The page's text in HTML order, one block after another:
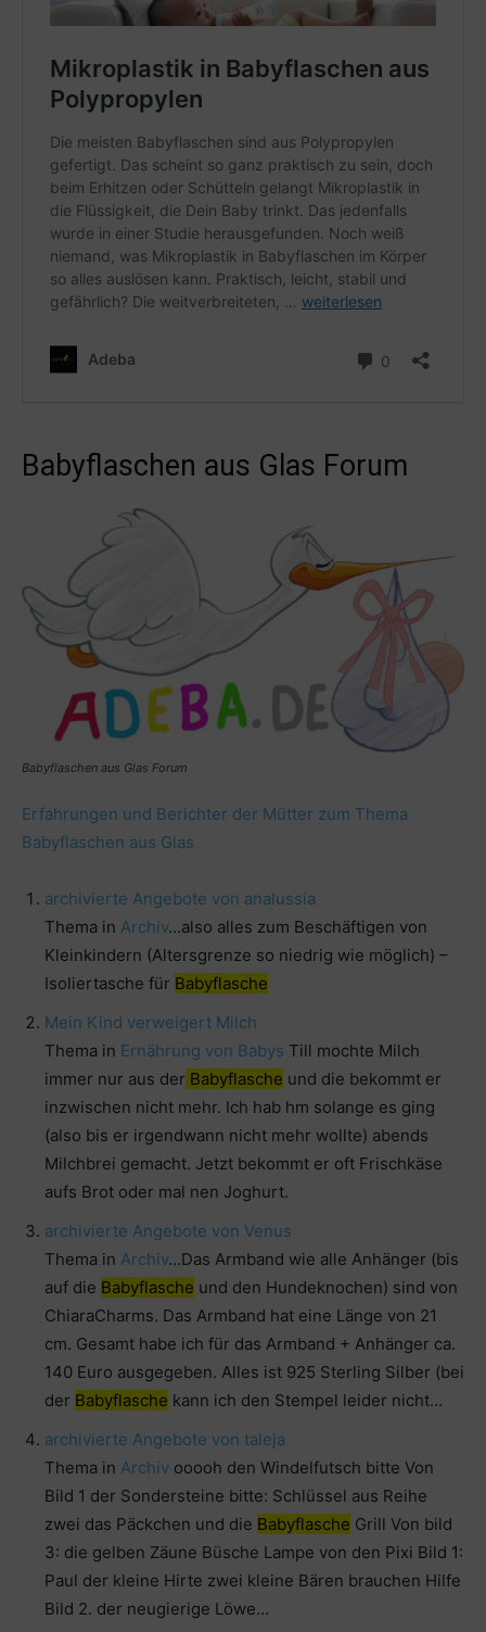
Babyflaschen aus Glas Forum
Babyflaschen aus Glas Forum
Erfahrungen und Berichter der Mütter zum Thema
Babyflaschen aus Glas
archivierte Angebote von analussia
Thema in Archiv…also alles zum Beschäftigen von
Kleinkindern (Altersgrenze so niedrig wie möglich) –
Isoliertasche für Babyflasche
Mein Kind verweigert Milch
Thema in Ernährung von Babys Till mochte Milch
immer nur aus der Babyflasche und die bekommt er
inzwischen nicht mehr. Ich hab hm solange es ging
(also bis er irgendwann nicht mehr wollte) abends
Milchbrei gemacht. Jetzt bekommt er oft Frischkäse
aufs Brot oder mal nen Joghurt.
archivierte Angebote von Venus
Thema in Archiv…Das Armband wie alle Anhänger (bis
auf die Babyflasche und den Hundeknochen) sind von
ChiaraCharms. Das Armband hat eine Länge von 21
cm. Gesamt habe ich für das Armband + Anhänger ca.
140 Euro ausgegeben. Alles ist 925 Sterling Silber (bei
der Babyflasche kann ich den Stempel leider nicht…
archivierte Angebote von taleja
Thema in Archiv ooooh den Windelfutsch bitte Von
Bild 1 der Sondersteine bitte: Schlüssel aus Reihe
zwei das Päckchen und die Babyflasche Grill Von bild
3: die gelben Zäune Büsche Lampe von den Pixi Bild 1:
Paul der kleine Hirte zwei kleine Bären brauchen Hilfe
Bild 2. der neugierige Löwe…